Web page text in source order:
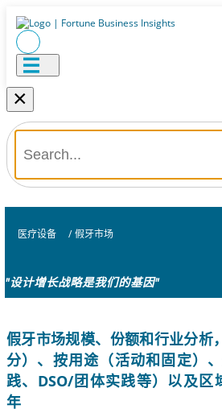
×
医疗设备 / 假牙市场
"设计增长战略是我们的基因"
假牙市场规模、份额和行业分析
分）、按用途（活动和固定）
践、DSO/团体实践等）以及区
年